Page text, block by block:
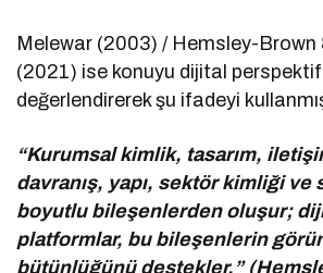
Melewar (2003) / Hemsley-Brown
(2021) ise konuyu dijital
değerlendirerek şu ifadeyi
“Kurumsal kimlik, tasarım,
davranış, yapı, sektör kimliği ve
boyutlu bileşenlerden oluşur;
platformlar, bu bileşenlerin
bütünlüğünü destekler.”